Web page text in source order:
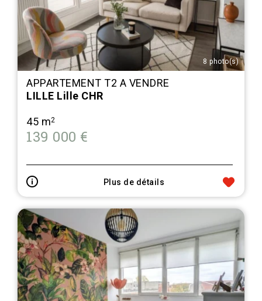
8 photo(s)
APPARTEMENT T2 A VENDRE
LILLE Lille CHR
45 m2
139 000 €
Plus de détails